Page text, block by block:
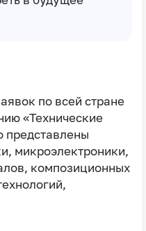
по всей стране
«Технические
представлены
микроэлектроники,
композиционных